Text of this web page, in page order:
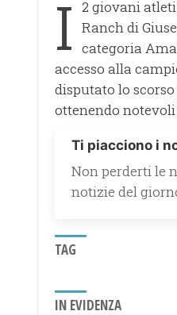
I 2 giovani
Ranch di
categoria
accesso alla
disputato lo
ottenendo
Ti piacciono i
Non perderti le
notizie del
TAG
IN EVIDENZA